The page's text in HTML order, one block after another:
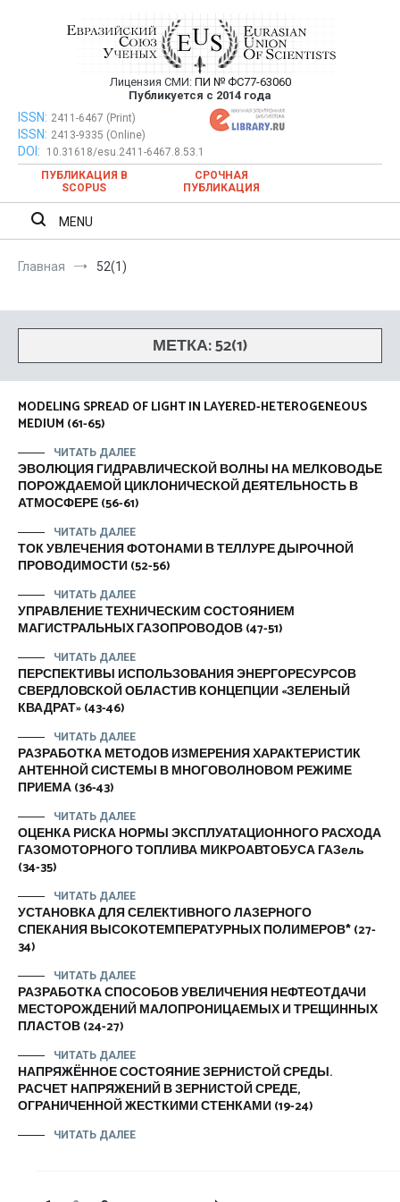
Евразийский Союз Ученых —
публикация научных статей в
ежемесячном научном журнале
Лицензия СМИ: ПИ № ФС77-63060
Публикуется с 2014 года
Евразийский Союз Ученых — публикация научных статей в
ежемесячном научном журнале
ISSN: 2411-6467 (Print)
ISSN: 2413-9335 (Online)
DOI:
10.31618/esu.2411-6467.8.53.1
ПУБЛИКАЦИЯ В
SCOPUS
СРОЧНАЯ
ПУБЛИКАЦИЯ
MENU
Главная 52(1)
МЕТКА:52(1)
MODELING SPREAD OF LIGHT IN LAYERED-HETEROGENEOUS
MEDIUM (61-65)
ЧИТАТЬ ДАЛЕЕ
ЭВОЛЮЦИЯ ГИДРАВЛИЧЕСКОЙ ВОЛНЫ НА МЕЛКОВОДЬЕ
ПОРОЖДАЕМОЙ ЦИКЛОНИЧЕСКОЙ ДЕЯТЕЛЬНОСТЬ В
АТМОСФЕРЕ (56-61)
ЧИТАТЬ ДАЛЕЕ
ТОК УВЛЕЧЕНИЯ ФОТОНАМИ В ТЕЛЛУРЕ ДЫРОЧНОЙ
ПРОВОДИМОСТИ (52-56)
ЧИТАТЬ ДАЛЕЕ
УПРАВЛЕНИЕ ТЕХНИЧЕСКИМ СОСТОЯНИЕМ
МАГИСТРАЛЬНЫХ ГАЗОПРОВОДОВ (47-51)
ЧИТАТЬ ДАЛЕЕ
ПЕРСПЕКТИВЫ ИСПОЛЬЗОВАНИЯ ЭНЕРГОРЕСУРСОВ
СВЕРДЛОВСКОЙ ОБЛАСТИВ КОНЦЕПЦИИ «ЗЕЛЕНЫЙ
КВАДРАТ» (43-46)
ЧИТАТЬ ДАЛЕЕ
РАЗРАБОТКА МЕТОДОВ ИЗМЕРЕНИЯ ХАРАКТЕРИСТИК
АНТЕННОЙ СИСТЕМЫ В МНОГОВОЛНОВОМ РЕЖИМЕ
ПРИЕМА (36-43)
ЧИТАТЬ ДАЛЕЕ
ОЦЕНКА РИСКА НОРМЫ ЭКСПЛУАТАЦИОННОГО РАСХОДА
ГАЗОМОТОРНОГО ТОПЛИВА МИКРОАВТОБУСА ГАЗель
(34-35)
ЧИТАТЬ ДАЛЕЕ
УСТАНОВКА ДЛЯ СЕЛЕКТИВНОГО ЛАЗЕРНОГО
СПЕКАНИЯ ВЫСОКОТЕМПЕРАТУРНЫХ ПОЛИМЕРОВ* (27-
34)
ЧИТАТЬ ДАЛЕЕ
РАЗРАБОТКА СПОСОБОВ УВЕЛИЧЕНИЯ НЕФТЕОТДАЧИ
МЕСТОРОЖДЕНИЙ МАЛОПРОНИЦАЕМЫХ И ТРЕЩИННЫХ
ПЛАСТОВ (24-27)
ЧИТАТЬ ДАЛЕЕ
НАПРЯЖЁННОЕ СОСТОЯНИЕ ЗЕРНИСТОЙ СРЕДЫ.
РАСЧЕТ НАПРЯЖЕНИЙ В ЗЕРНИСТОЙ СРЕДЕ,
ОГРАНИЧЕННОЙ ЖЕСТКИМИ СТЕНКАМИ (19-24)
ЧИТАТЬ ДАЛЕЕ